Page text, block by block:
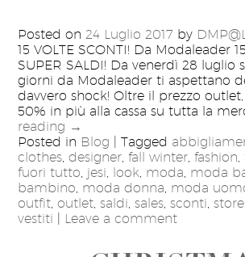
Posted on 24 Luglio 2017 by
15 VOLTE SCONTI! Da Modaleader
SUPER SALDI! Da venerdì 28 luglio
giorni da Modaleader ti aspettano
davvero shock! Oltre il prezzo
50% in più alla cassa su tutta la
reading →
Posted in Blog Tagged
clothes,designer,fall winter,fashion,
fuori tutto, jesi, look, moda, moda
bambino, moda donna, moda
outfit,outlet,saldi,sales,sconti,store
vestiti
Leave a comment